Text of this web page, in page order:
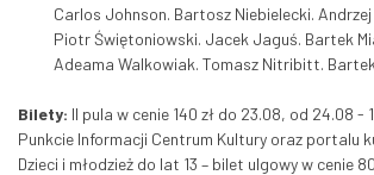
Carlos Johnson. Bartosz Niebielecki.
Piotr Świętoniowski. Jacek Jaguś. Bartek
Adeama Walkowiak. Tomasz Nitribitt.
Bilety: II pula w cenie 140 zł do 23.08, od 24.08 -
Punkcie Informacji Centrum Kultury oraz portalu
Dzieci i młodzież do lat 13 – bilet ulgowy w cenie